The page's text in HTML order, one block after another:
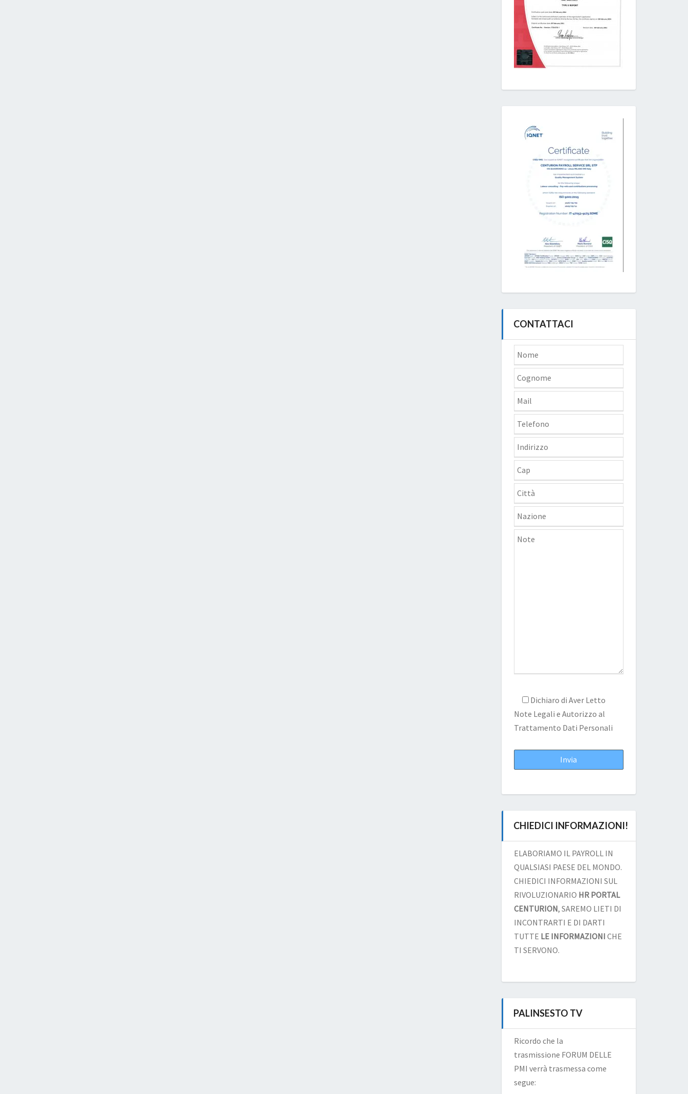
CONTATTACI
Dichiaro di Aver Letto
Note Legali e Autorizzo al
Trattamento Dati Personali
CHIEDICI INFORMAZIONI!
ELABORIAMO IL PAYROLL IN
QUALSIASI PAESE DEL MONDO.
CHIEDICI INFORMAZIONI SUL
RIVOLUZIONARIO HR PORTAL
CENTURION, SAREMO LIETI DI
INCONTRARTI E DI DARTI
TUTTE LE INFORMAZIONI CHE
TI SERVONO.
PALINSESTO TV
Ricordo che la
trasmissione FORUM DELLE
PMI verrà trasmessa come
segue: